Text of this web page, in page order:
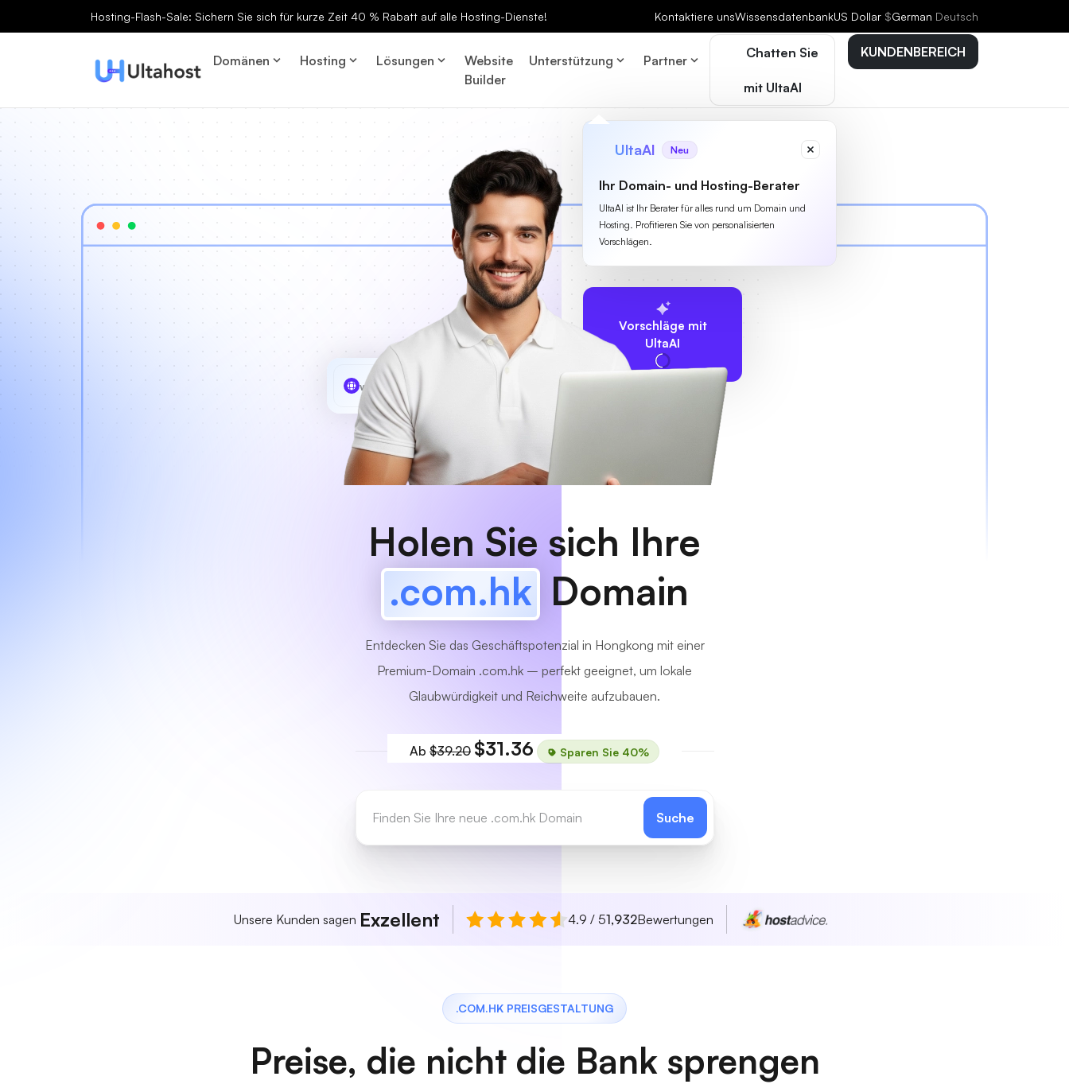
Hosting-Flash-Sale: Sichern Sie sich für kurze Zeit 40 % Rabatt auf alle Hosting-Dienste! Kontaktiere unsWissensdatenbankUS Dollar $German Deutsch
Domänen Hosting Lösungen
Website
Builder
Unterstützung Partner Chatten Sie
mit UltaAI
UltaAI Neu
Ihr Domain- und Hosting-Berater
UltaAI ist Ihr Berater für alles rund um Domain und
Hosting. Profitieren Sie von personalisierten
Vorschlägen.
KUNDENBEREICH
Vorschläge mit
UltaAI
www MyCafe
Holen Sie sich Ihre
.com.hk Domain
Entdecken Sie das Geschäftspotenzial in Hongkong mit einer
Premium-Domain .com.hk – perfekt geeignet, um lokale
Glaubwürdigkeit und Reichweite aufzubauen.
Ab $39.20 $31.36 Sparen Sie 40%
Suche
Unsere Kunden sagen Exzellent 4.9 / 51,932Bewertungen
.COM.HK PREISGESTALTUNG
Preise, die nicht die Bank sprengen